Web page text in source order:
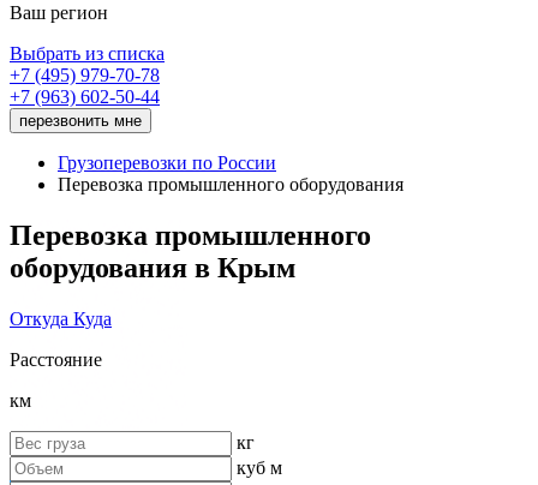
Ваш регион
Выбрать из списка
+7 (495) 979-70-78
+7 (963) 602-50-44
перезвонить мне
Грузоперевозки по России
Перевозка промышленного оборудования
Перевозка промышленного
оборудования в Крым
Откуда Куда
Расстояние
км
кг
куб м